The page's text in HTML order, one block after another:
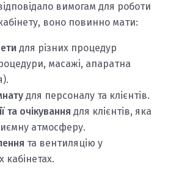
вимогам для роботи
воно повинно мати:
для різних процедур
масажі, апаратна
для персоналу та клієнтів.
та очікування для клієнтів, яка
атмосферу.
та вентиляцію у
кабінетах.